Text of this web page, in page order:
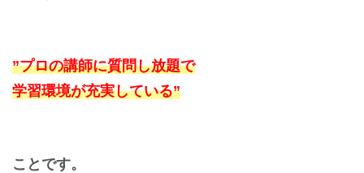
”プロの講師に質問し放題で
学習環境が充実している”
ことです。